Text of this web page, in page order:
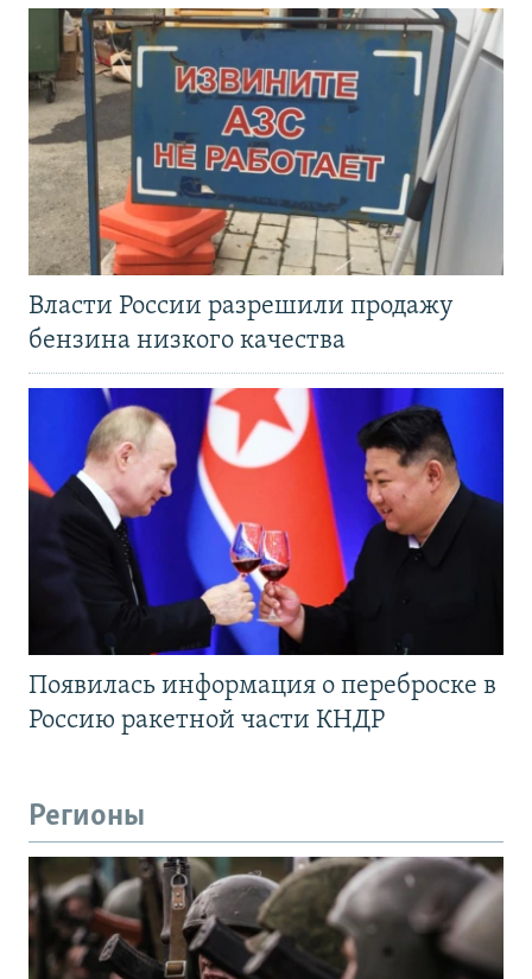
Власти России разрешили продажу
бензина низкого качества
Появилась информация о переброске в
Россию ракетной части КНДР
Регионы